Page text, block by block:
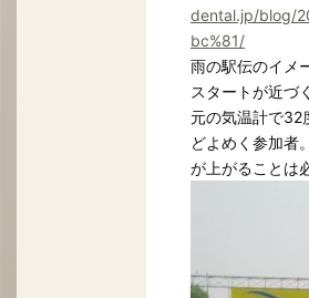
dental.jp/blog/
bc%81/
雨の駅伝のイメ
スタートが近づ
元の気温計で32
どよめく参加者
が上がることは